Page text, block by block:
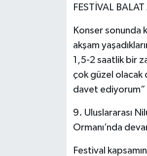
FESTİVAL
Konser sonunda
akşam
1,5-2 saatlik bir
çok güzel olacak
davet
9. Uluslararası
Ormanı’nda
Festival